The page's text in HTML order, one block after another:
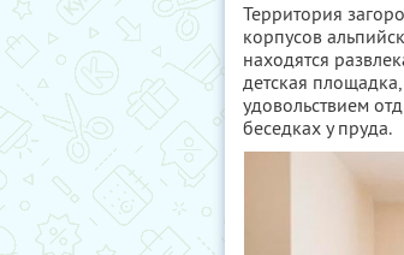
Территория
корпусов
находятся
детская
удовольствием
беседках у пруда.